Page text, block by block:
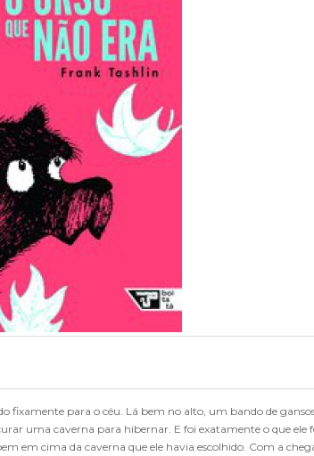
fixamente para o céu. Lá bem no alto, um bando de
uma caverna para hibernar. E foi exatamente o que ele
em cima da caverna que ele havia escolhido. Com a